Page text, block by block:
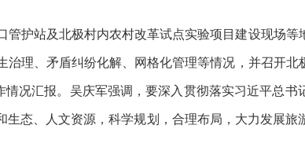
管护站及北极村内农村改革试点实验项目建设现场等
治理、矛盾纠纷化解 、网格化管理等情况 ， 并召开北
情况汇报。 吴庆军强调，要深入贯彻落实习近平总书
生态、人文资源，科学规划，合理布局， 大力发展旅